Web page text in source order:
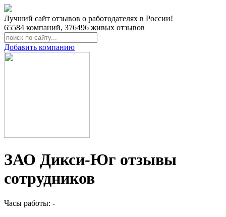
Лучший сайт отзывов о работодателях в России!
65584 компаний, 376496 живых отзывов
Добавить компанию
ЗАО Дикси-Юг отзывы
сотрудников
Часы работы: -